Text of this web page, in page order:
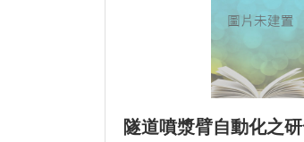
隧道噴漿臂自動化之研